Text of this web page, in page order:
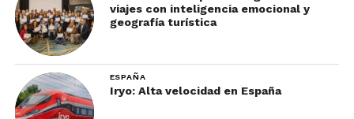
viajes con inteligencia emocional y
geografía turística
ESPAÑA
Iryo: Alta velocidad en España